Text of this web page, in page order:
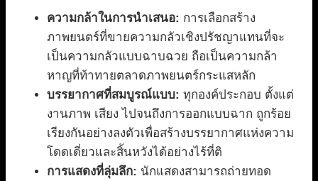
ความกล้าในการนำเสนอ: การเลือกสร้าง
ภาพยนตร์ที่ขายความกลัวเชิงปรัชญาแทนที่จะ
เป็นความกลัวแบบฉาบฉวย ถือเป็นความกล้า
หาญที่ท้าทายตลาดภาพยนตร์กระแสหลัก
บรรยากาศที่สมบูรณ์แบบ: ทุกองค์ประกอบ ตั้งแต่
งานภาพ เสียง ไปจนถึงการออกแบบฉาก ถูกร้อย
เรียงกันอย่างลงตัวเพื่อสร้างบรรยากาศแห่งความ
โดดเดี่ยวและสิ้นหวังได้อย่างไร้ที่ติ
การแสดงที่ลุ่มลึก: นักแสดงสามารถถ่ายทอด